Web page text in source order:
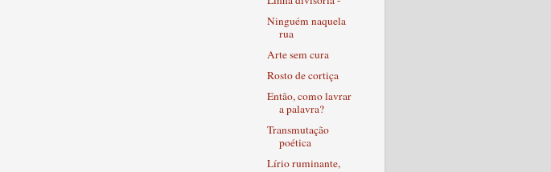
Ninguém naquela
rua
Arte sem cura
Rosto de cortiça
Então, como lavrar
a palavra?
Transmutação
poética
Lírio ruminante,